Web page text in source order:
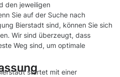
den jeweiligen
Sie auf der Suche nach
Bierstadt sind, können Sie sich
Wir sind überzeugt, dass
Weg sind, um optimale
startet mit einer